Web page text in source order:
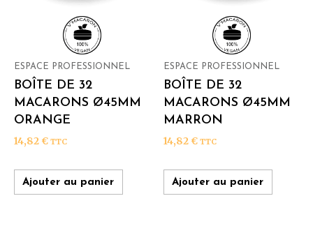
ESPACE PROFESSIONNEL
BOÎTE DE 32
MACARONS Ø45MM
ORANGE
14,82 € TTC
Ajouter au panier
ESPACE PROFESSIONNEL
BOÎTE DE 32
MACARONS Ø45MM
MARRON
14,82 € TTC
Ajouter au panier